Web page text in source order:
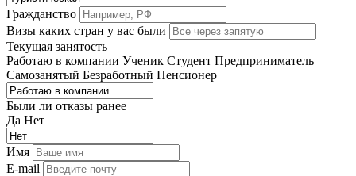
Гражданство
Визы каких стран у вас были
Текущая занятость
Работаю в компании Ученик Студент Предприниматель
Самозанятый Безработный Пенсионер
Были ли отказы ранее
Да Нет
Имя
E-mail